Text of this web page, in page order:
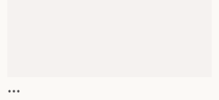
***